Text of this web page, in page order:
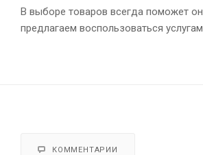
В выборе товаров всегда поможет
предлагаем воспользоваться
КОММЕНТАРИИ